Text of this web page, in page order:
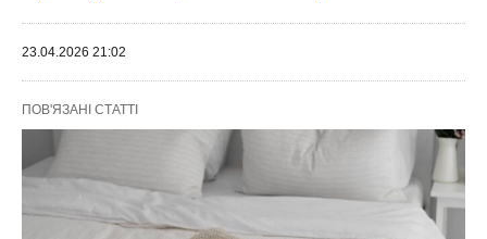
23.04.2026 21:02
ПОВ'ЯЗАНІ СТАТТІ